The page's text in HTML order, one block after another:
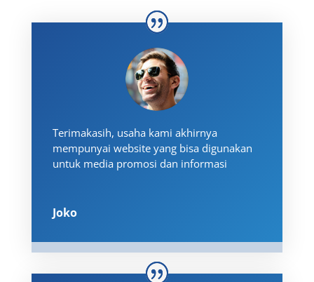
Terimakasih, usaha kami akhirnya
mempunyai website yang bisa digunakan
untuk media promosi dan informasi
Joko